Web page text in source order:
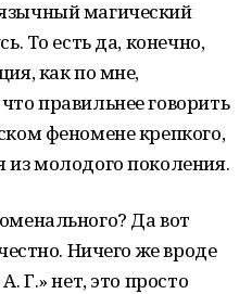
магический
То есть да, конечно,
как по мне,
правильнее говорить
феномене крепкого,
из молодого поколения.
Да вот
Ничего же вроде
Г.» нет, это просто